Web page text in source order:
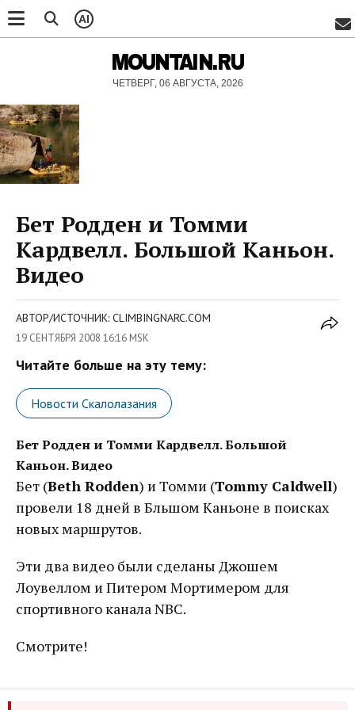
AI
MOUNTAIN.RU
ЧЕТВЕРГ, 06 АВГУСТА, 2026
Бет Родден и Томми
Кардвелл. Большой Каньон.
Видео
АВТОР/ИСТОЧНИК: CLIMBINGNARC.COM
19 СЕНТЯБРЯ 2008 16:16 MSK
Читайте больше на эту тему:
Новости Скалолазания
Бет Родден и Томми Кардвелл. Большой
Каньон. Видео
Бет (Beth Rodden) и Томми (Tommy Caldwell)
провели 18 дней в Бльшом Каньоне в поисках
новых маршрутов.
Эти два видео были сделаны Джошем
Лоувеллом и Питером Мортимером для
спортивного канала NBC.
Смотрите!